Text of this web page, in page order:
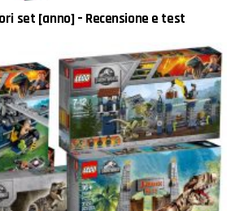
set [anno] – Recensione e test